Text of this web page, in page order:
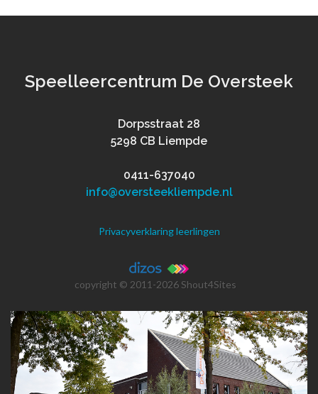
Speelleercentrum De Oversteek
Dorpsstraat 28
5298 CB Liempde
0411-637040
info@oversteekliempde.nl
Privacyverklaring leerlingen
copyright © 2011-2026 Shout4Sites